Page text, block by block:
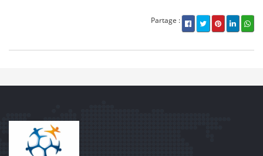
Partage :